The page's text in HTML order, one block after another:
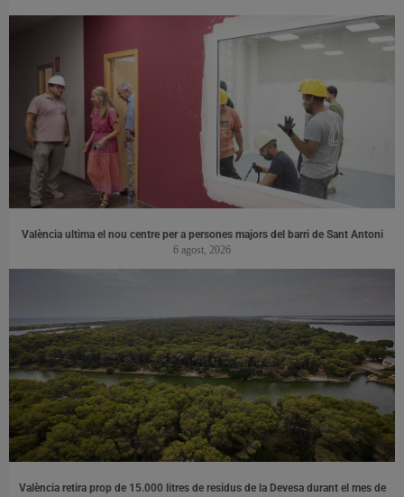
València ultima el nou centre per a persones majors del barri de Sant Antoni
6 agost, 2026
València retira prop de 15.000 litres de residus de la Devesa durant el mes de